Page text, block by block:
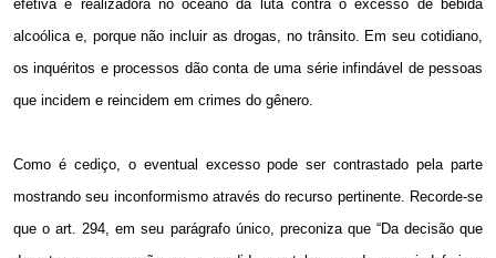
efetiva e realizadora no oceano da luta contra o excesso de bebida
alcoólica e, porque não incluir as drogas, no trânsito. Em seu cotidiano,
os inquéritos e processos dão conta de uma série infindável de pessoas
que incidem e reincidem em crimes do gênero.
Como é cediço, o eventual excesso pode ser contrastado pela parte
mostrando seu inconformismo através do recurso pertinente. Recorde-se
que o art. 294, em seu parágrafo único, preconiza que “Da decisão que